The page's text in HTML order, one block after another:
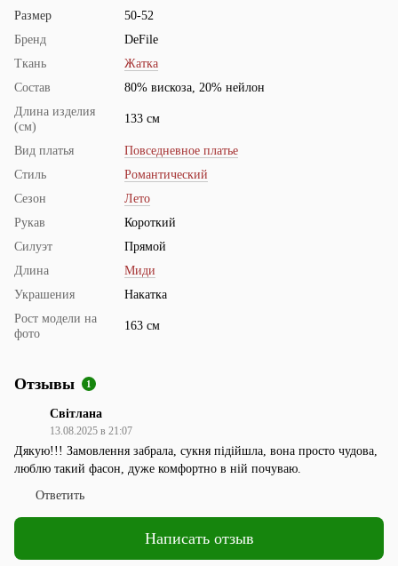
Размер
50-52
Бренд
DeFile
Ткань
Жатка
Состав
80% вискоза, 20% нейлон
Длина изделия
(см)
133 см
Вид платья
Повседневное платье
Стиль
Романтический
Сезон
Лето
Рукав
Короткий
Силуэт
Прямой
Длина
Миди
Украшения
Накатка
Рост модели на
фото
163 см
Отзывы 1
Світлана
13.08.2025 в 21:07
Дякую!!! Замовлення забрала, сукня підійшла, вона просто чудова,
люблю такий фасон, дуже комфортно в ній почуваю.
Ответить
Написать отзыв